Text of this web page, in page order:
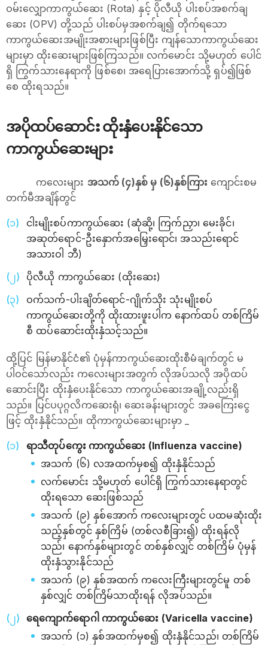
ဝမ်းလျှောကာကွယ်ဆေး (Rota) နှင့် ပိုလီယို ပါးစပ်အစက်ချ
ဆေး (OPV) တို့သည် ပါးစပ်မှအစက်ချ၍ တိုက်ရသော
ကာကွယ်ဆေးအမျိုးအစားများဖြစ်ပြီး ကျန်သောကာကွယ်ဆေး
များမှာ ထိုးဆေးများဖြစ်ကြသည်။ လက်မောင်း သို့မဟုတ် ပေါင်
ရှိ ကြွက်သားနေရာကို ဖြစ်စေ၊ အရေပြားအောက်သို့ ရှပ်၍ဖြစ်
စေ ထိုးရသည်။
အပိုထပ်ဆောင်း ထိုးနှံပေးနိုင်သော
ကာကွယ်ဆေးများ
ကလေးများ အသက် (၄)နှစ် မှ ‌(၆)နှစ်ကြား ‌ ကျောင်းစမ
တက်မီအချိန်တွင်
ငါးမျိုးစပ်ကာကွယ်ဆေး (ဆုံဆို့၊ ကြက်ညှာ၊ မေးခိုင်၊
အဆုတ်ရောင်-ဦးနှောက်အမြှေးရောင်၊ အသည်းရောင်
အသားဝါ ဘီ)
ပိုလီယို ကာကွယ်ဆေး (ထိုးဆေး)
ဝက်သက်-ပါးချိတ်ရောင်-ဂျိုက်သိုး သုံးမျိုးစပ်
ကာကွယ်ဆေးတို့ကို ထိုးထားဖူးပါက နောက်ထပ် တစ်ကြိမ်
စီ ထပ်ဆောင်းထိုးနှံသင့်သည်။
ထို့ပြင် မြန်မာနိုင်ငံ၏ ပုံမှန်ကာကွယ်ဆေးထိုးစီမံချက်တွင် မ
ပါဝင်သော်လည်း ကလေးများအတွက် လိုအပ်သလို အပိုထပ်
ဆောင်းပြီး ထိုးနှံပေးနိုင်သော ကာကွယ်ဆေးအချို့လည်းရှိ
သည်။ ပြင်ပပုဂ္ဂလိကဆေးရုံ၊ ဆေးခန်းများတွင် အခကြေးငွေ
ဖြင့် ထိုးနှံနိုင်သည်။ ထိုကာကွယ်ဆေးများမှာ _
ရာသီတုပ်ကွေး ကာကွယ်ဆေး (Influenza vaccine)
အသက် (၆) လအထက်မှစ၍ ထိုးနှံနိုင်သည်
လက်‌မောင်း သို့မဟုတ် ပေါင်ရှိ ကြွက်သားနေရာတွင်
ထိုးရသော ဆေးဖြစ်သည်
အသက် (၉) နှစ်အောက် ကလေးများတွင် ပထမဆုံးထိုး
သည့်နှစ်တွင် နှစ်ကြိမ် (တစ်လစီခြား၍) ထိုးရန်လို
သည်၊ နောက်နှစ်များတွင် တစ်နှစ်လျှင် တစ်ကြိမ် ပုံမှန်
ထိုးနှံသွားနိုင်သည်
အသက် (၉) နှစ်အထက် ကလေးကြီးများတွင်မူ တစ်
နှစ်လျှင် တစ်ကြိမ်သာထိုးရန် လိုအပ်သည်။
ရေကျောက်‌ရောဂါ ကာကွယ်ဆေး (Varicella vaccine)
အသက် (၁) နှစ်အထက်မှစ၍ ထိုးနှံနိုင်သည်၊ တစ်ကြိမ်